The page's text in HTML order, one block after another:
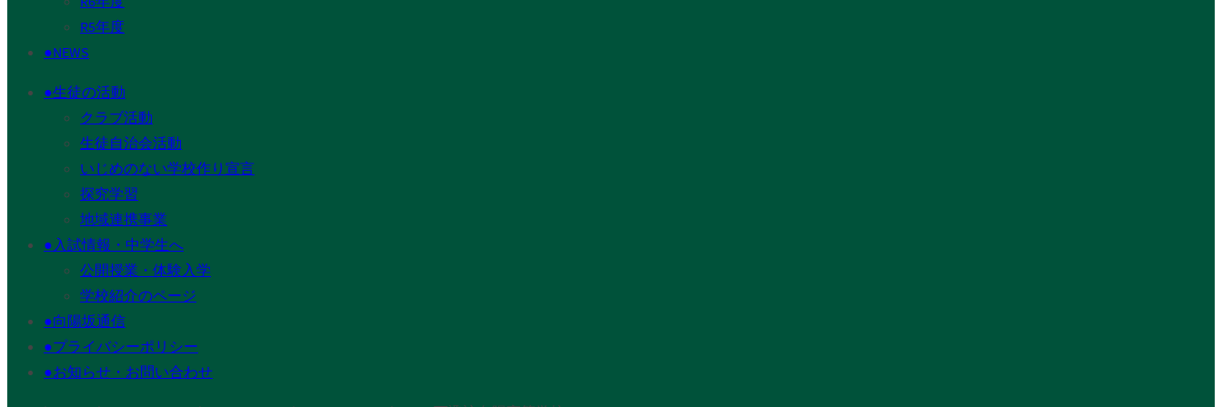
R5年度
●NEWS
●生徒の活動
クラブ活動
生徒自治会活動
いじめのない学校作り宣言
探究学習
地域連携事業
●入試情報・中学生へ
公開授業・体験入学
学校紹介のページ
●向陽坂通信
●プライバシーポリシー
●お知らせ・お問い合わせ